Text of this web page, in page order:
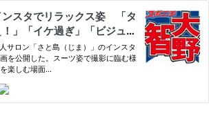
ンスタでリラックス姿 「タ
」「イケ過ぎ」「ビジュ良
Annex 芸能
サロン「さと島（じま）」のインスタ
を公開した。スーツ姿で撮影に臨む様
楽しむ場面…